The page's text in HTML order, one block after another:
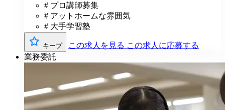
# プロ講師募集
# アットホームな雰囲気
# 大手学習塾
キープ この求人を見る この求人に応募する
業務委託